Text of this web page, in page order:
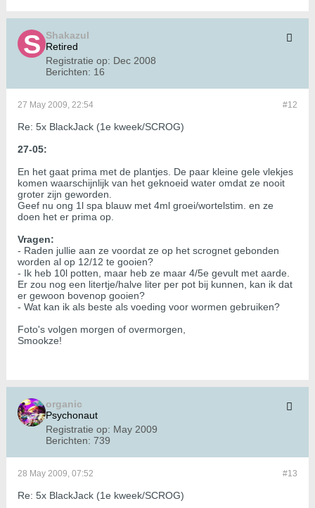
Shakazul
Retired
Registratie op: Dec 2008
Berichten: 16
#12
27 May 2009, 22:54
Re: 5x BlackJack (1e kweek/SCROG)
27-05:
En het gaat prima met de plantjes. De paar kleine gele vlekjes
komen waarschijnlijk van het geknoeid water omdat ze nooit
groter zijn geworden.
Geef nu ong 1l spa blauw met 4ml groei/wortelstim. en ze
doen het er prima op.
Vragen:
- Raden jullie aan ze voordat ze op het scrognet gebonden
worden al op 12/12 te gooien?
- Ik heb 10l potten, maar heb ze maar 4/5e gevult met aarde.
Er zou nog een litertje/halve liter per pot bij kunnen, kan ik dat
er gewoon bovenop gooien?
- Wat kan ik als beste als voeding voor wormen gebruiken?
Foto's volgen morgen of overmorgen,
Smookze!
organic
Psychonaut
Registratie op: May 2009
Berichten: 739
#13
28 May 2009, 07:52
Re: 5x BlackJack (1e kweek/SCROG)